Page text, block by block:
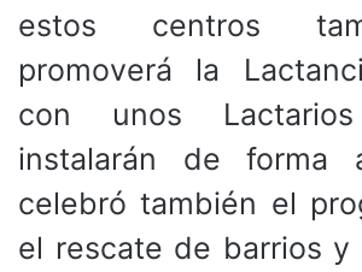
estos centros
promoverá la
con unos
instalarán de forma
celebró también el
el rescate de barrios y